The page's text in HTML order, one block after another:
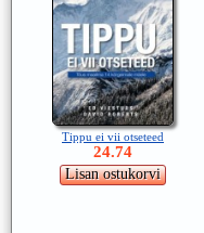
Tippu ei vii otseteed
24.74